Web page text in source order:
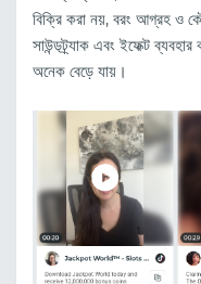
বিক্রি করা নয়, বরং আগ্রহ ও
সাউন্ডট্র্যাক এবং ইফেক্ট
অনেক বেড়ে যায়।